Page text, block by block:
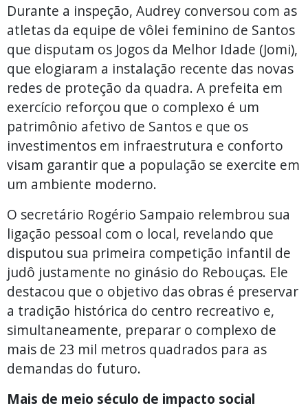
Durante a inspeção, Audrey conversou com as
atletas da equipe de vôlei feminino de Santos
que disputam os Jogos da Melhor Idade (Jomi),
que elogiaram a instalação recente das novas
redes de proteção da quadra. A prefeita em
exercício reforçou que o complexo é um
patrimônio afetivo de Santos e que os
investimentos em infraestrutura e conforto
visam garantir que a população se exercite em
um ambiente moderno.
O secretário Rogério Sampaio relembrou sua
ligação pessoal com o local, revelando que
disputou sua primeira competição infantil de
judô justamente no ginásio do Rebouças. Ele
destacou que o objetivo das obras é preservar
a tradição histórica do centro recreativo e,
simultaneamente, preparar o complexo de
mais de 23 mil metros quadrados para as
demandas do futuro.
Mais de meio século de impacto social